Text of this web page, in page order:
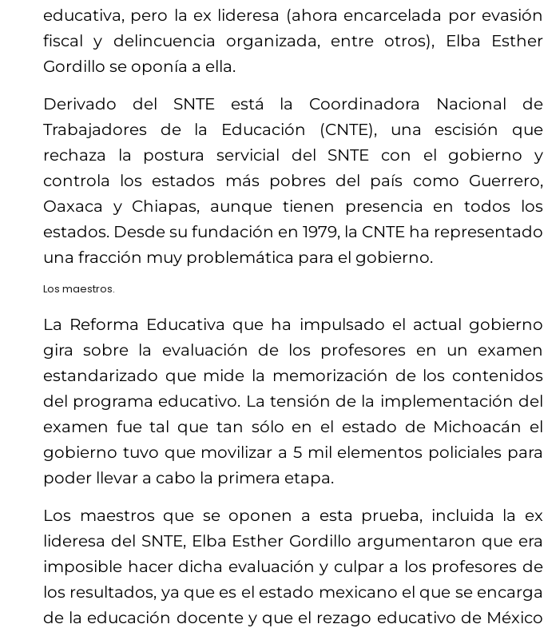
educativa, pero la ex lideresa (ahora encarcelada por evasión
fiscal y delincuencia organizada, entre otros), Elba Esther
Gordillo se oponía a ella.
Derivado del SNTE está la Coordinadora Nacional de
Trabajadores de la Educación (CNTE), una escisión que
rechaza la postura servicial del SNTE con el gobierno y
controla los estados más pobres del país como Guerrero,
Oaxaca y Chiapas, aunque tienen presencia en todos los
estados. Desde su fundación en 1979, la CNTE ha representado
una fracción muy problemática para el gobierno.
Los maestros.
La Reforma Educativa que ha impulsado el actual gobierno
gira sobre la evaluación de los profesores en un examen
estandarizado que mide la memorización de los contenidos
del programa educativo. La tensión de la implementación del
examen fue tal que tan sólo en el estado de Michoacán el
gobierno tuvo que movilizar a 5 mil elementos policiales para
poder llevar a cabo la primera etapa.
Los maestros que se oponen a esta prueba, incluida la ex
lideresa del SNTE, Elba Esther Gordillo argumentaron que era
imposible hacer dicha evaluación y culpar a los profesores de
los resultados, ya que es el estado mexicano el que se encarga
de la educación docente y que el rezago educativo de México